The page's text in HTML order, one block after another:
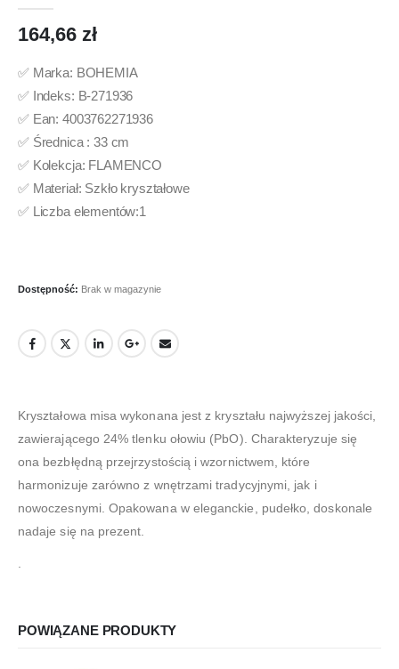
164,66 zł
✅ Marka: BOHEMIA
✅ Indeks: B-271936
✅ Ean: 4003762271936
✅ Średnica : 33 cm
✅ Kolekcja: FLAMENCO
✅ Materiał: Szkło kryształowe
✅ Liczba elementów:1
Dostępność: Brak w magazynie
Kryształowa misa wykonana jest z kryształu najwyższej jakości,
zawierającego 24% tlenku ołowiu (PbO). Charakteryzuje się
ona bezbłędną przejrzystością i wzornictwem, które
harmonizuje zarówno z wnętrzami tradycyjnymi, jak i
nowoczesnymi. Opakowana w eleganckie, pudełko, doskonale
nadaje się na prezent.
POWIĄZANE PRODUKTY